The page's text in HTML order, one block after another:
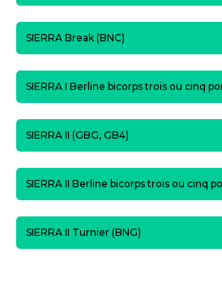
SIERRA Break (BNC)
SIERRA I Berline bicorps trois ou cinq
SIERRA II (GBG, GB4)
SIERRA II Berline bicorps trois ou cinq
SIERRA II Turnier (BNG)